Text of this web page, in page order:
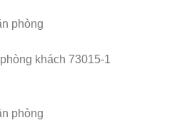
khách 73015-1